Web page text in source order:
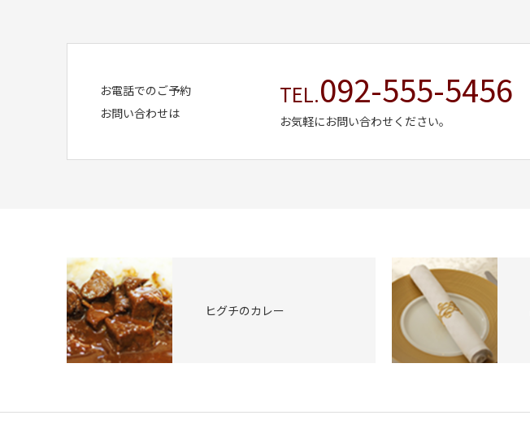
お電話でのご予約
お問い合わせは
TEL.092-555-5456
お気軽にお問い合わせください。
ヒグチのカレー